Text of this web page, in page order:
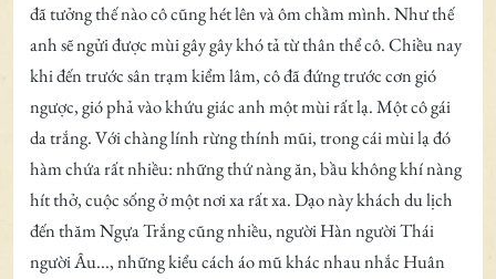
đã tưởng thế nào cô cũng hét lên và ôm chầm mình. Như thế
anh sẽ ngửi được mùi gây gây khó tả từ thân thể cô. Chiều nay
khi đến trước sân trạm kiểm lâm, cô đã đứng trước cơn gió
ngược, gió phả vào khứu giác anh một mùi rất lạ. Một cô gái
da trắng. Với chàng lính rừng thính mũi, trong cái mùi lạ đó
hàm chứa rất nhiều: những thứ nàng ăn, bầu không khí nàng
hít thở, cuộc sống ở một nơi xa rất xa. Dạo này khách du lịch
đến thăm Ngựa Trắng cũng nhiều, người Hàn người Thái
người Âu..., những kiểu cách áo mũ khác nhau nhắc Huân